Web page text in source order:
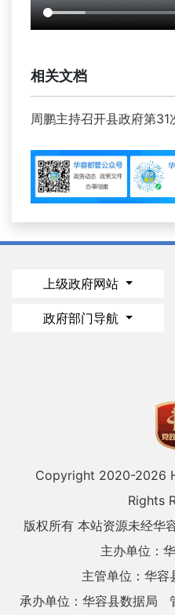
相关文档
周鹏主持召开县政府第31
上级政府网站
政府部门导航
Copyright 2020-2026
Rights
版权所有 本站资源未经华
主办单位：
主管单位：华容
承办单位：华容县数据局